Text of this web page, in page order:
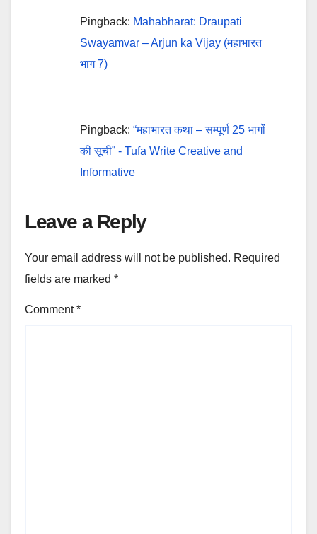
Pingback: Mahabharat: Draupati
Swayamvar – Arjun ka Vijay (महाभारत
भाग 7)
Pingback: “महाभारत कथा – सम्पूर्ण 25 भागों
की सूची” - Tufa Write Creative and
Informative
Leave a Reply
Your email address will not be published. Required
fields are marked *
Comment*